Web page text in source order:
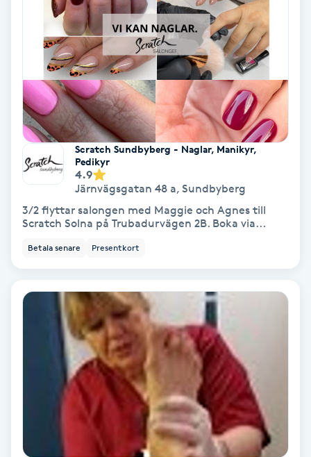
Gel naglar
Gelenaglar
Gellack
Gellack med förstärkning
Gravidmassage
Gruppträning
Gua Sha-massage
Hatha Yoga
Scratch Sundbyberg - Naglar, Manikyr,
Pedikyr
4.9
Järnvägsgatan 48 a, Sundbyberg
3/2 flyttar salongen med Maggie och Agnes till
Scratch Solna på Trubadurvägen 2B. Boka via...
Betala senare Presentkort